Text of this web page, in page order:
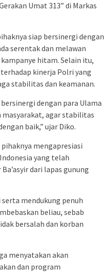
Umat 313” di Markas
siap bersinergi dengan
serentak dan melawan
hitam. Selain itu,
kinerja Polri yang
stabilitas dan keamanan.
dengan para Ulama
masyarakat, agar stabilitas
baik,” ujar Diko.
mengapresiasi
yang telah
dari lapas gunung
mendukung penuh
beliau, sebab
bersalah dan korban
menyatakan akan
dan program